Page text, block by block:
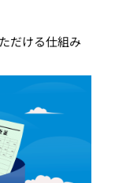
だける仕組み